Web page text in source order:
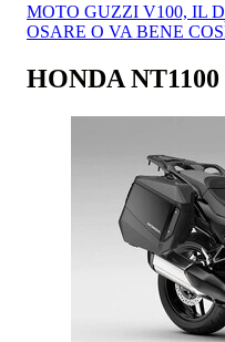
MOTO GUZZI V100, IL
OSARE O VA BENE
HONDA NT1100